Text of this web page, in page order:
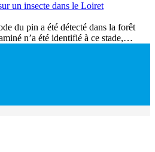
un insecte dans le Loiret
du pin a été détecté dans la forêt
n’a été identifié à ce stade,…